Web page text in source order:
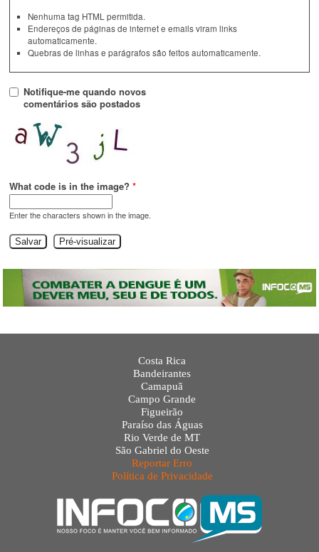
Nenhuma tag HTML permitida.
Endereços de páginas de internet e emails viram links
automaticamente.
Quebras de linhas e parágrafos são feitos automaticamente.
Notifique-me quando novos
comentários são postados
What code is in the image? *
Enter the characters shown in the image.
Costa Rica
Bandeirantes
Camapuã
Campo Grande
Figueirão
Paraíso das Águas
Rio Verde de MT
São Gabriel do Oeste
Reportar Erro
Política de Privacidade